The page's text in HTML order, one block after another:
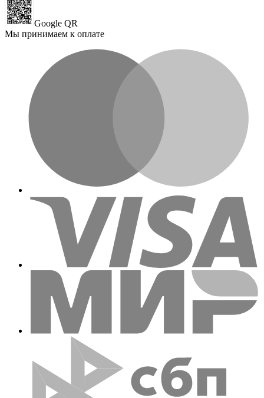
Google QR
Мы принимаем к оплате